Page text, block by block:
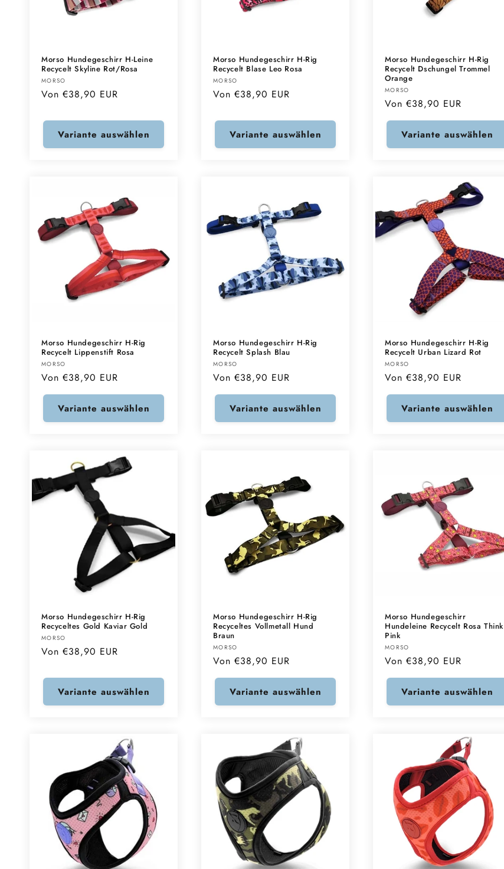
Morso Hundegeschirr H-Leine
Recycelt Skyline Rot/Rosa
Anbieter:
MORSO
Normaler
Von €38,90 EUR
Variante auswählen
Morso Hundegeschirr H-Rig
Recycelt Blase Leo Rosa
Anbieter:
MORSO
Normaler
Von €38,90 EUR
Variante auswählen
Morso Hundegeschirr H-Rig
Recycelt Dschungel Trommel
Orange
Anbieter:
MORSO
Normaler
Von €38,90 EUR
Variante auswählen
Morso Hundegeschirr H-Rig
Recycelt Lippenstift Rosa
Anbieter:
MORSO
Normaler
Von €38,90 EUR
Variante auswählen
Morso Hundegeschirr H-Rig
Recycelt Splash Blau
Anbieter:
MORSO
Normaler
Von €38,90 EUR
Variante auswählen
Morso Hundegeschirr H-Rig
Recycelt Urban Lizard Rot
Anbieter:
MORSO
Normaler
Von €38,90 EUR
Variante auswählen
Morso Hundegeschirr H-Rig
Recyceltes Gold Kaviar Gold
Anbieter:
MORSO
Normaler
Von €38,90 EUR
Variante auswählen
Morso Hundegeschirr H-Rig
Recyceltes Vollmetall Hund
Braun
Anbieter:
MORSO
Normaler
Von €38,90 EUR
Variante auswählen
Morso Hundegeschirr
Hundeleine Recycelt Rosa Think
Pink
Anbieter:
MORSO
Normaler
Von €38,90 EUR
Variante auswählen